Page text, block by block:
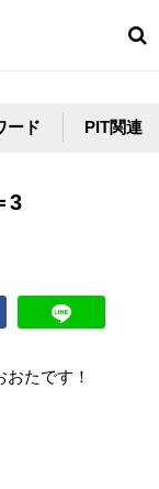
ード PIT関連
3
たです！